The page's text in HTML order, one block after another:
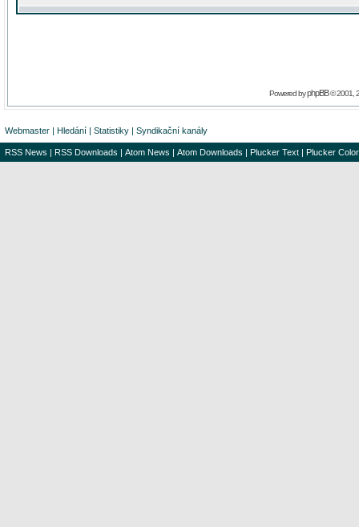
Powered byphpBB© 2001,
Webmaster | Hledání | Statistiky | Syndikační kanály
RSS News | RSS Downloads | Atom News | Atom Downloads | Plucker Text | Plucker Color